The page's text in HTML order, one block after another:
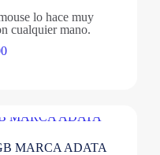
lo hace muy
cualquier mano.
MARCA ADATA